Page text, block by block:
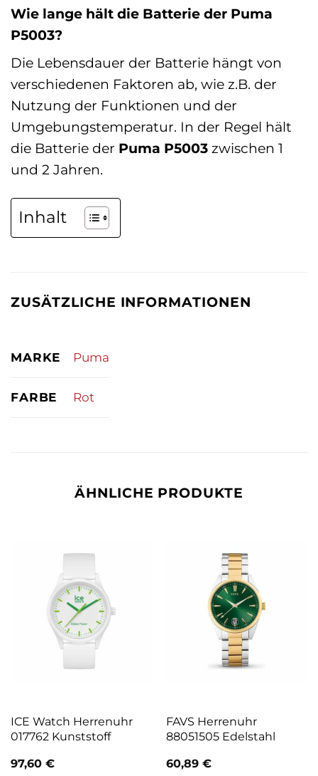
Wie lange hält die Batterie der Puma
P5003?
Die Lebensdauer der Batterie hängt von
verschiedenen Faktoren ab, wie z.B. der
Nutzung der Funktionen und der
Umgebungstemperatur. In der Regel hält
die Batterie der Puma P5003 zwischen 1
und 2 Jahren.
Inhalt
ZUSÄTZLICHE INFORMATIONEN
MARKE Puma
FARBE Rot
ÄHNLICHE PRODUKTE
ICE Watch Herrenuhr
017762 Kunststoff
97,60 €
FAVS Herrenuhr
88051505 Edelstahl
60,89 €